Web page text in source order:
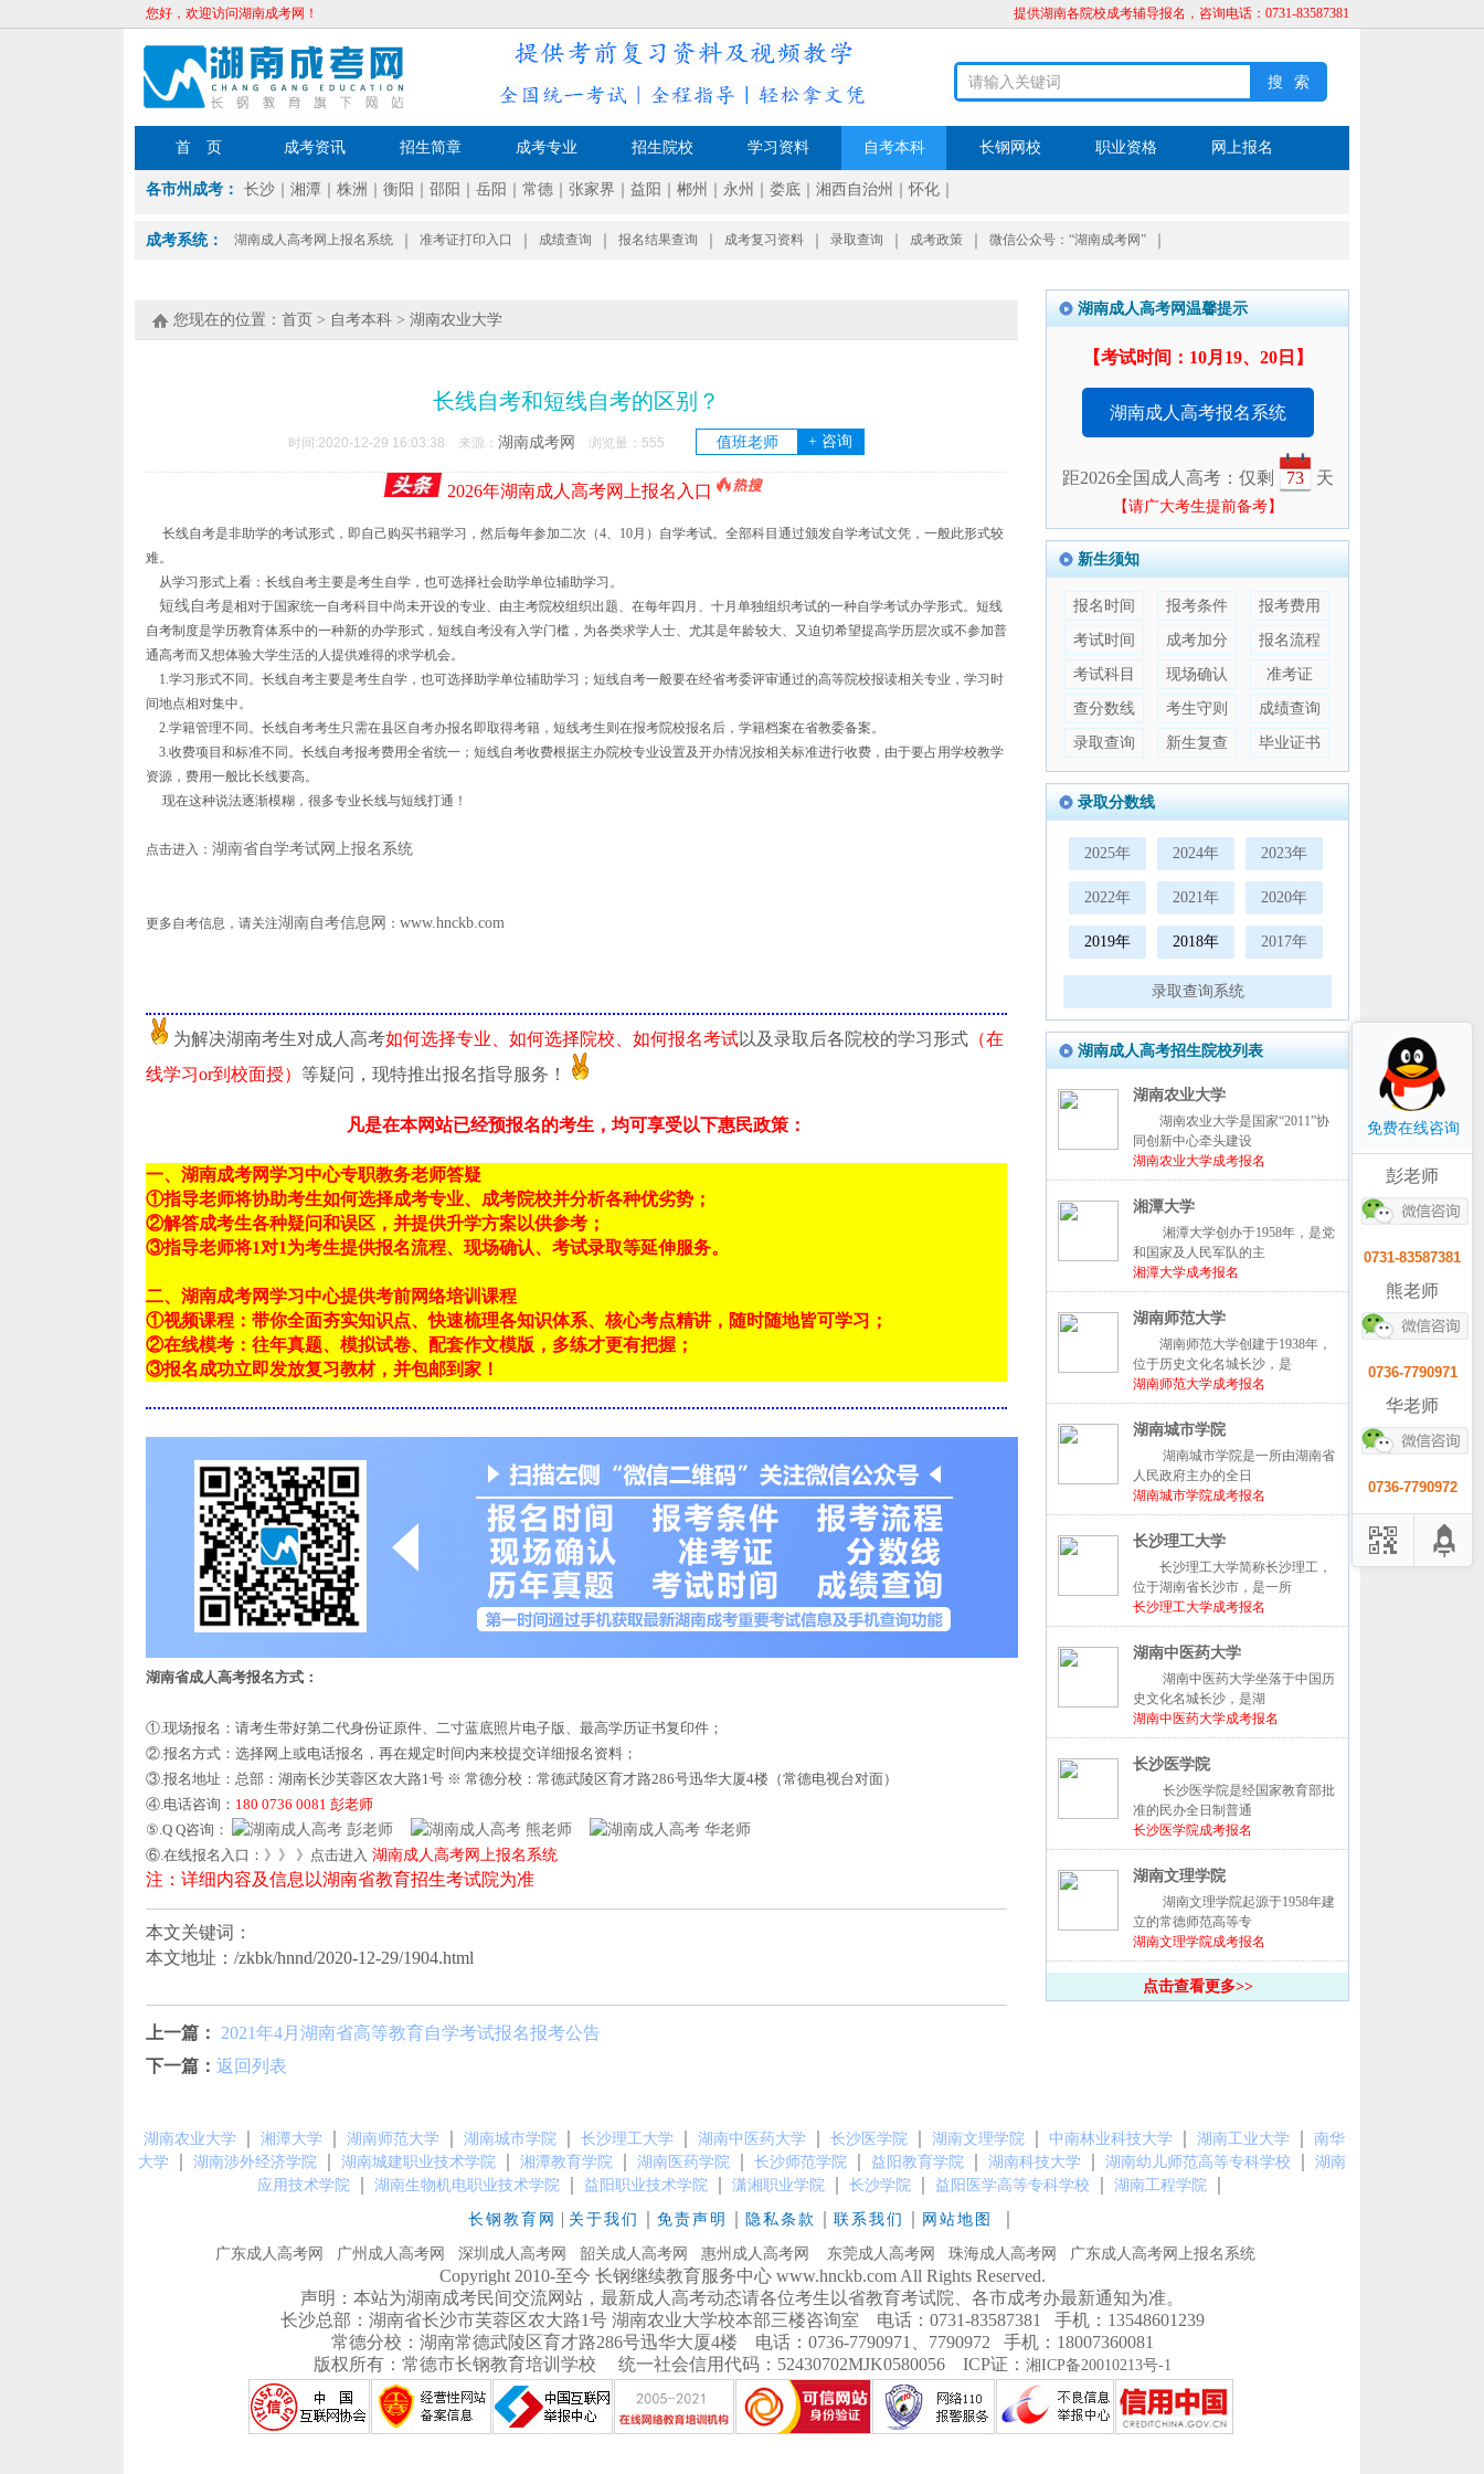
您好，欢迎访问湖南成考网！ 提供湖南各院校成考辅导报名，咨询电话：0731-83587381
首 页 成考资讯 招生简章 成考专业 招生院校 学习资料 自考本科 长钢网校 职业资格 网上报名
各市州成考： 长沙 湘潭 株洲 衡阳 邵阳 岳阳 常德 张家界 益阳 郴州 永州 娄底 湘西自治州 ｜怀化
成考系统： 湖南成人高考网上报名系统 准考证打印入口 成绩查询 报名结果查询 成考复习资料 录取查询 成考政策 微信公众号：“湖南成考网”
您现在的位置： 首页 > 自考本科 > 湖南农业大学
长线自考和短线自考的区别？
时间:2020-12-29 16:03:38 来源： 湖南成考网 浏览量： 555 值班老师 + 咨询
2026年湖南成人高考网上报名入口
长线自考是非助学的考试形式，即自己购买书籍学习，然后每年参加二次（4、10月）自学考试。全部科目通过颁发自学考试文凭，一般此形式较
难。
从学习形式上看：长线自考主要是考生自学，也可选择社会助学单位辅助学习。
短线自考是相对于国家统一自考科目中尚未开设的专业、由主考院校组织出题、在每年四月、十月单独组织考试的一种自学考试办学形式。短线
自考制度是学历教育体系中的一种新的办学形式，短线自考没有入学门槛，为各类求学人士、尤其是年龄较大、又迫切希望提高学历层次或不参加普
通高考而又想体验大学生活的人提供难得的求学机会。
1.学习形式不同。长线自考主要是考生自学，也可选择助学单位辅助学习；短线自考一般要在经省考委评审通过的高等院校报读相关专业，学习时
间地点相对集中。
2.学籍管理不同。长线自考考生只需在县区自考办报名即取得考籍，短线考生则在报考院校报名后，学籍档案在省教委备案。
3.收费项目和标准不同。长线自考报考费用全省统一；短线自考收费根据主办院校专业设置及开办情况按相关标准进行收费，由于要占用学校教学
资源，费用一般比长线要高。
现在这种说法逐渐模糊，很多专业长线与短线打通！
点击进入： 湖南省自学考试网上报名系统
更多自考信息，请关注湖南自考信息网 ： www.hnckb.com
为解决湖南考生对成人高考如何选择专业、如何选择院校、如何报名考试以及录取后各院校的学习形式 （在
线学习or到校面授） 等疑问，现特推出报名指导服务！
凡是在本网站已经预报名的考生，均可享受以下惠民政策：
一、湖南成考网学习中心专职教务老师答疑
①指导老师将协助考生如何选择成考专业、成考院校并分析各种优劣势；
②解答成考生各种疑问和误区，并提供升学方案以供参考；
③指导老师将1对1为考生提供报名流程、现场确认、考试录取等延伸服务。
二、湖南成考网学习中心提供考前网络培训课程
①视频课程：带你全面夯实知识点、快速梳理各知识体系、核心考点精讲，随时随地皆可学习；
②在线模考：往年真题、模拟试卷、配套作文模版，多练才更有把握；
③报名成功立即发放复习教材，并包邮到家！
湖南省成人高考报名方式：
①.现场报名：请考生带好第二代身份证原件、二寸蓝底照片电子版、最高学历证书复印件；
②.报名方式：选择网上或电话报名，再在规定时间内来校提交详细报名资料；
③.报名地址：总部：湖南长沙芙蓉区农大路1号 ※ 常德分校：常德武陵区育才路286号迅华大厦4楼（常德电视台对面）
④.电话咨询： 180 0736 0081 彭老师
⑤.Q Q咨询：
彭老师 熊老师
华老师
⑥.在线报名入口：》》 》点击进入 湖南成人高考网上报名系统
注：详细内容及信息以湖南省教育招生考试院为准
本文关键词：
本文地址：/zkbk/hnnd/2020-12-29/1904.html
上一篇：
2021年4月湖南省高等教育自学考试报名报考公告
下一篇： 返回列表
湖南成人高考网温馨提示
【考试时间：10月19、20日】
湖南成人高考报名系统
距2026全国成人高考：仅剩 73 天
【请广大考生提前备考】
新生须知
报名时间 报考条件 报考费用
考试时间 成考加分 报名流程
考试科目 现场确认 准考证
查分数线 考生守则 成绩查询
录取查询 新生复查 毕业证书
录取分数线
2025年 2024年 2023年
2022年 2021年 2020年
2019年 2018年 2017年
录取查询系统
湖南成人高考招生院校列表
湖南农业大学
湖南农业大学是国家“2011”协
同创新中心牵头建设
湖南农业大学成考报名
湘潭大学
湘潭大学创办于1958年，是党
和国家及人民军队的主
湘潭大学成考报名
湖南师范大学
湖南师范大学创建于1938年，
位于历史文化名城长沙，是
湖南师范大学成考报名
湖南城市学院
湖南城市学院是一所由湖南省
人民政府主办的全日
湖南城市学院成考报名
长沙理工大学
长沙理工大学简称长沙理工，
位于湖南省长沙市，是一所
长沙理工大学成考报名
湖南中医药大学
湖南中医药大学坐落于中国历
史文化名城长沙，是湖
湖南中医药大学成考报名
长沙医学院
长沙医学院是经国家教育部批
准的民办全日制普通
长沙医学院成考报名
湖南文理学院
湖南文理学院起源于1958年建
立的常德师范高等专
湖南文理学院成考报名
点击查看更多>>
湖南农业大学 湘潭大学 湖南师范大学 湖南城市学院 长沙理工大学 湖南中医药大学 长沙医学院 湖南文理学院 中南林业科技大学 湖南工业大学
南华
大学
湖南涉外经济学院 湖南城建职业技术学院 湘潭教育学院 湖南医药学院 长沙师范学院 益阳教育学院 湖南科技大学 湖南幼儿师范高等专科学校
湖南
应用技术学院
湖南生物机电职业技术学院 益阳职业技术学院 潇湘职业学院 长沙学院 益阳医学高等专科学校 湖南工程学院
长钢教育网 | 关于我们 免责声明 隐私条款 联系我们 网站地图
广东成人高考网 广州成人高考网 深圳成人高考网 韶关成人高考网 惠州成人高考网 东莞成人高考网 珠海成人高考网 广东成人高考网上报名系统
Copyright 2010-至今 长钢继续教育服务中心 www.hnckb.com All Rights Reserved.
声明：本站为湖南成考民间交流网站，最新成人高考动态请各位考生以省教育考试院、各市成考办最新通知为准。
长沙总部：湖南省长沙市芙蓉区农大路1号 湖南农业大学校本部三楼咨询室 电话：0731-83587381 手机：13548601239
常德分校：湖南常德武陵区育才路286号迅华大厦4楼 电话：0736-7790971、7790972 手机：18007360081
版权所有：常德市长钢教育培训学校 统一社会信用代码：52430702MJK0580056 ICP证： 湘ICP备20010213号-1
免费在线咨询
彭老师
0731-83587381
熊老师
0736-7790971
华老师
0736-7790972